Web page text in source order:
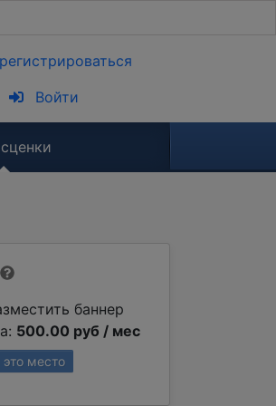
Войти
баннер
500.00 руб / мес
это место